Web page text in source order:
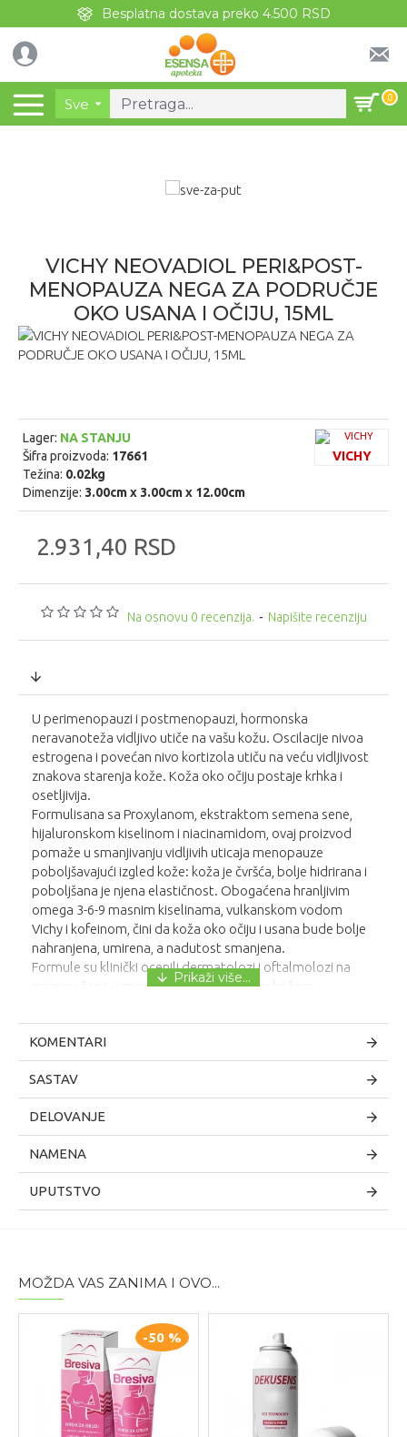
Besplatna dostava preko 4.500 RSD
Sve 0
VICHY NEOVADIOL PERI&POST-
MENOPAUZA NEGA ZA PODRUČJE
OKO USANA I OČIJU, 15ML
Na osnovu 0 recenzija. - Napišite recenziju
2.931,40 RSD
Lager: NA STANJU
Šifra proizvoda: 17661
Težina: 0.02kg
Dimenzije: 3.00cm x 3.00cm x 12.00cm
VICHY
U perimenopauzi i postmenopauzi, hormonska
neravanoteža vidljivo utiče na vašu kožu. Oscilacije nivoa
estrogena i povećan nivo kortizola utiču na veću vidljivost
znakova starenja kože. Koža oko očiju postaje krhka i
osetljivija.
Formulisana sa Proxylanom, ekstraktom semena sene,
hijaluronskom kiselinom i niacinamidom, ovaj proizvod
pomaže u smanjivanju vidljivih uticaja menopauze
poboljšavajući izgled kože: koža je čvršća, bolje hidrirana i
poboljšana je njena elastičnost. Obogaćena hranljivim
omega 3-6-9 masnim kiselinama, vulkanskom vodom
Vichy i kofeinom, čini da koža oko očiju i usana bude bolje
nahranjena, umirena, a nadutost smanjena.
Formule su klinički ocenili dermatolozi i oftalmolozi na
primeru žena u menopauzi sa osetljivom kožom.
KOMENTARI
SASTAV
DELOVANJE
NAMENA
UPUTSTVO
MOŽDA VAS ZANIMA I OVO...
-50 %